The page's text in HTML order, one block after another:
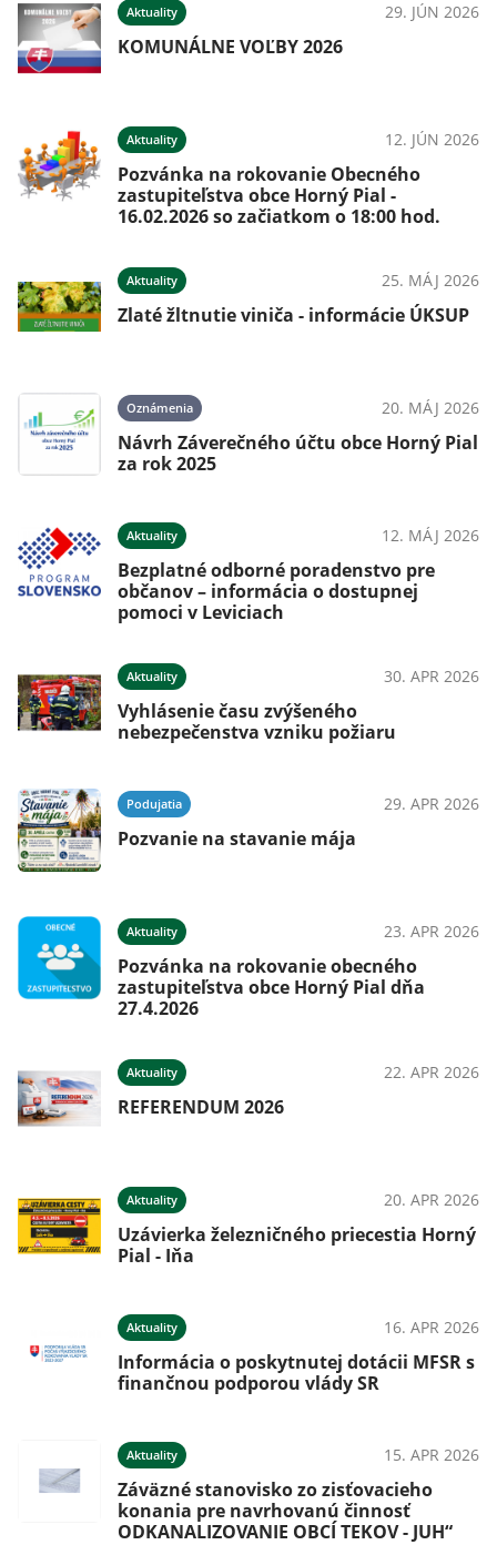
Aktuality 29. JÚN 2026
KOMUNÁLNE VOĽBY 2026
Aktuality 12. JÚN 2026
Pozvánka na rokovanie Obecného
zastupiteľstva obce Horný Pial -
16.02.2026 so začiatkom o 18:00 hod.
Aktuality 25. MÁJ 2026
Zlaté žltnutie viniča - informácie ÚKSUP
Oznámenia 20. MÁJ 2026
Návrh Záverečného účtu obce Horný Pial
za rok 2025
Aktuality 12. MÁJ 2026
Bezplatné odborné poradenstvo pre
občanov – informácia o dostupnej
pomoci v Leviciach
Aktuality 30. APR 2026
Vyhlásenie času zvýšeného
nebezpečenstva vzniku požiaru
Podujatia 29. APR 2026
Pozvanie na stavanie mája
Aktuality 23. APR 2026
Pozvánka na rokovanie obecného
zastupiteľstva obce Horný Pial dňa
27.4.2026
Aktuality 22. APR 2026
REFERENDUM 2026
Aktuality 20. APR 2026
Uzávierka železničného priecestia Horný
Pial - Iňa
Aktuality 16. APR 2026
Informácia o poskytnutej dotácii MFSR s
finančnou podporou vlády SR
Aktuality 15. APR 2026
Záväzné stanovisko zo zisťovacieho
konania pre navrhovanú činnosť
ODKANALIZOVANIE OBCÍ TEKOV - JUH“